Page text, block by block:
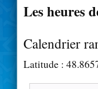
Les heures
Calendrier
Latitude :